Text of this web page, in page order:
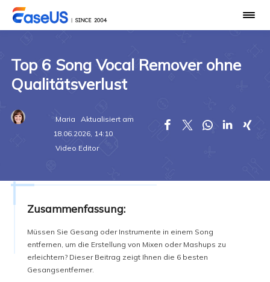
Top 6 Song Vocal Remover ohne
Qualitätsverlust
Maria
Aktualisiert am
18.06.2026, 14:10
Video Editor
    
Zusammenfassung:
Müssen Sie Gesang oder Instrumente in einem Song
entfernen, um die Erstellung von Mixen oder Mashups zu
erleichtern? Dieser Beitrag zeigt Ihnen die 6 besten
Gesangsentferner.